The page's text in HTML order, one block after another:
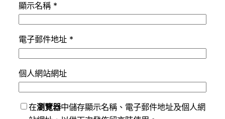
顯示名稱 *
電子郵件地址 *
個人網站網址
在瀏覽器中儲存顯示名稱、電子郵件地址及個人網